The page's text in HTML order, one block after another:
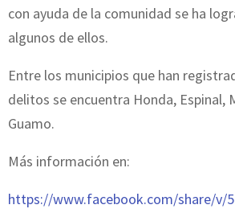
con ayuda de la comunidad se ha
algunos de ellos.
Entre los municipios que han
delitos se encuentra Honda, Espinal,
Guamo.
Más información en:
https://www.facebook.com/share/v/